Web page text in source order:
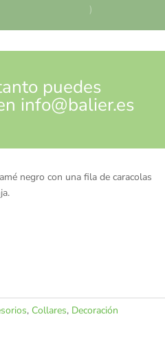
)
puedes
info@balier.es
negro con una fila de caracolas
, Collares, Decoración